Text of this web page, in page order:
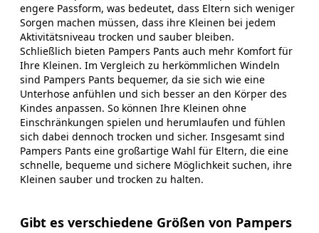
engere Passform, was bedeutet, dass Eltern sich weniger
Sorgen machen müssen, dass ihre Kleinen bei jedem
Aktivitätsniveau trocken und sauber bleiben.
Schließlich bieten Pampers Pants auch mehr Komfort für
Ihre Kleinen. Im Vergleich zu herkömmlichen Windeln
sind Pampers Pants bequemer, da sie sich wie eine
Unterhose anfühlen und sich besser an den Körper des
Kindes anpassen. So können Ihre Kleinen ohne
Einschränkungen spielen und herumlaufen und fühlen
sich dabei dennoch trocken und sicher. Insgesamt sind
Pampers Pants eine großartige Wahl für Eltern, die eine
schnelle, bequeme und sichere Möglichkeit suchen, ihre
Kleinen sauber und trocken zu halten.
Gibt es verschiedene Größen von Pampers